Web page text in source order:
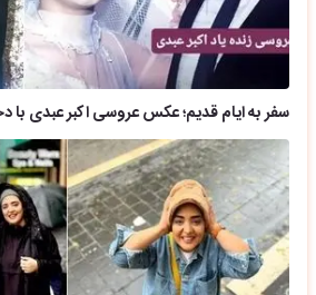
سفر به ایام قدیم؛ عکس عروسی اکبر عبدی با